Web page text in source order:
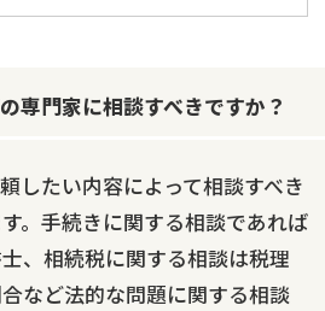
専門家に相談すべきですか？
したい内容によって相談すべき
。手続きに関する相談であれば
、相続税に関する相談は税理
など法的な問題に関する相談